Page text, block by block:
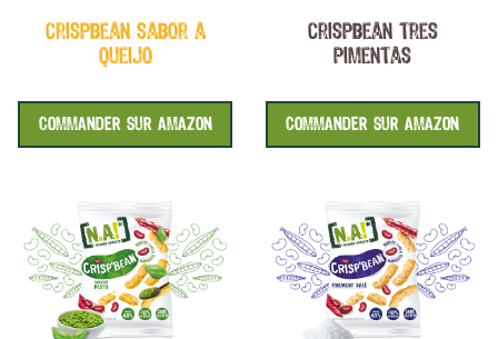
crispbean sabor a
queijo
COMMANDER SUR AMAZON
crispbean tres
pimentas
COMMANDER SUR AMAZON